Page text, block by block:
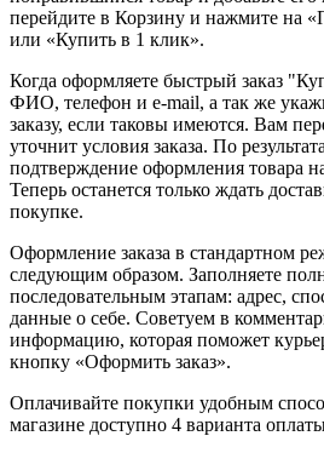
перейдите в Корзину и нажмите на
или «Купить в 1 клик».
Когда оформляете быстрый заказ
ФИО, телефон и e-mail, а так же
заказу, если таковы имеются. Вам
уточнит условия заказа. По
подтверждение оформления товара
Теперь останется только ждать
покупке.
Оформление заказа в стандартном
следующим образом. Заполняете
последовательным этапам: адрес,
данные о себе. Советуем в
информацию, которая поможет
кнопку «Оформить заказ».
Оплачивайте покупки удобным
магазине доступно 4 варианта